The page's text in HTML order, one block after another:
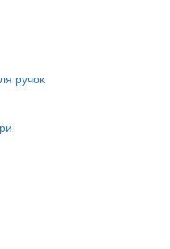
ручок